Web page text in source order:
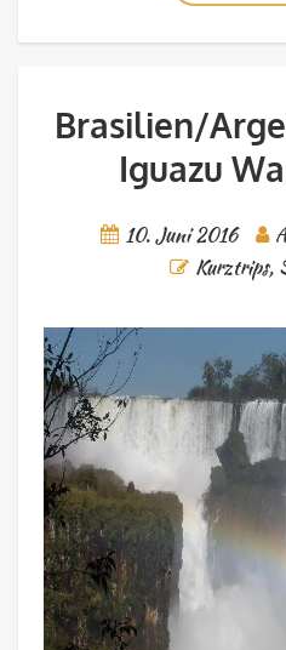
Brasilien/
Iguazu
10. Juni 2016
Kurztrips,